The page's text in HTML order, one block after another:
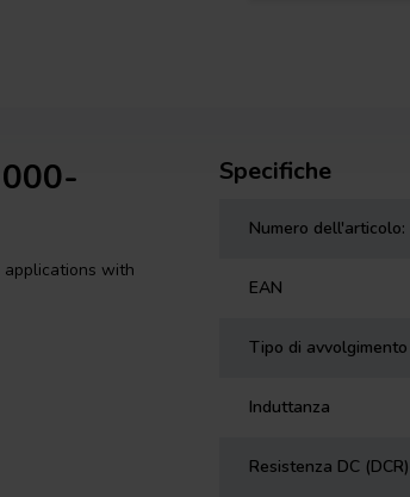
applications with
Specifiche
Numero dell'articolo:
EAN
Tipo di avvolgimento
Induttanza
Resistenza DC (DCR)